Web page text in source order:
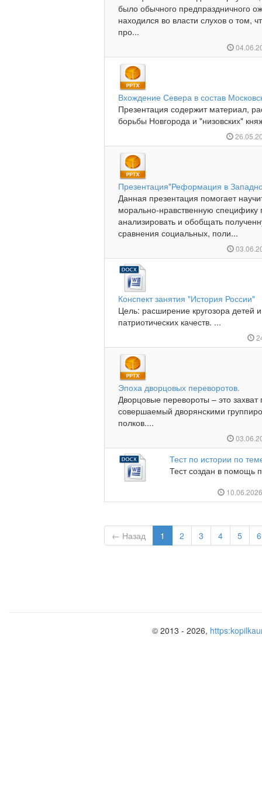
было обычного предпраздничного
находился во власти слухов о том,
про...
Вхождение Севера в состав
Презентация содержит материал,
борьбы Новгорода и "низовских"
Презентация"Реформация в
Данная презентация помогает
морально-нравственную специфику
анализировать и обобщать
сравнения социальных, поли...
Конспект занятия "История России"
Цель: расширение кругозора детей
патриотических качеств. ...
Эпоха дворцовых переворотов.
Дворцовые перевороты – это захват
совершаемый дворянскими
полков....
Тест по истории по
Тест создан в помощь
← Назад 1 2 3 4 5 6
© 2013 - 2026,